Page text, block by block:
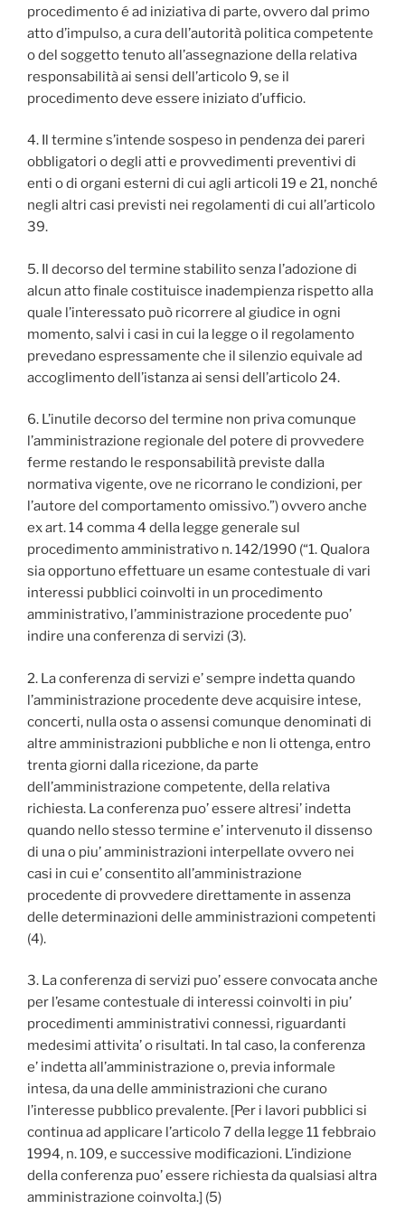
procedimento é ad iniziativa di parte, ovvero dal primo
atto d’impulso, a cura dell’autorità politica competente
o del soggetto tenuto all’assegnazione della relativa
responsabilità ai sensi dell’articolo 9, se il
procedimento deve essere iniziato d’ufficio.
4. Il termine s’intende sospeso in pendenza dei pareri
obbligatori o degli atti e provvedimenti preventivi di
enti o di organi esterni di cui agli articoli 19 e 21, nonché
negli altri casi previsti nei regolamenti di cui all’articolo
39.
5. Il decorso del termine stabilito senza l’adozione di
alcun atto finale costituisce inadempienza rispetto alla
quale l’interessato può ricorrere al giudice in ogni
momento, salvi i casi in cui la legge o il regolamento
prevedano espressamente che il silenzio equivale ad
accoglimento dell’istanza ai sensi dell’articolo 24.
6. L’inutile decorso del termine non priva comunque
l’amministrazione regionale del potere di provvedere
ferme restando le responsabilità previste dalla
normativa vigente, ove ne ricorrano le condizioni, per
l’autore del comportamento omissivo.”) ovvero anche
ex art. 14 comma 4 della legge generale sul
procedimento amministrativo n. 142/1990 (“1. Qualora
sia opportuno effettuare un esame contestuale di vari
interessi pubblici coinvolti in un procedimento
amministrativo, l’amministrazione procedente puo’
indire una conferenza di servizi (3).
2. La conferenza di servizi e’ sempre indetta quando
l’amministrazione procedente deve acquisire intese,
concerti, nulla osta o assensi comunque denominati di
altre amministrazioni pubbliche e non li ottenga, entro
trenta giorni dalla ricezione, da parte
dell’amministrazione competente, della relativa
richiesta. La conferenza puo’ essere altresi’ indetta
quando nello stesso termine e’ intervenuto il dissenso
di una o piu’ amministrazioni interpellate ovvero nei
casi in cui e’ consentito all’amministrazione
procedente di provvedere direttamente in assenza
delle determinazioni delle amministrazioni competenti
(4).
3. La conferenza di servizi puo’ essere convocata anche
per l’esame contestuale di interessi coinvolti in piu’
procedimenti amministrativi connessi, riguardanti
medesimi attivita’ o risultati. In tal caso, la conferenza
e’ indetta all’amministrazione o, previa informale
intesa, da una delle amministrazioni che curano
l’interesse pubblico prevalente. [Per i lavori pubblici si
continua ad applicare l’articolo 7 della legge 11 febbraio
1994, n. 109, e successive modificazioni. L’indizione
della conferenza puo’ essere richiesta da qualsiasi altra
amministrazione coinvolta.] (5)